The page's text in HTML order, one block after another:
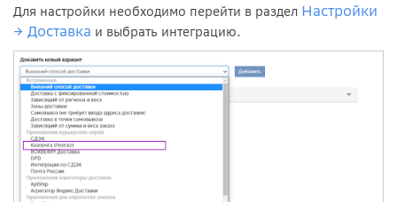
Для настройки необходимо перейти в раздел Настройки
→ Доставка и выбрать интеграцию.